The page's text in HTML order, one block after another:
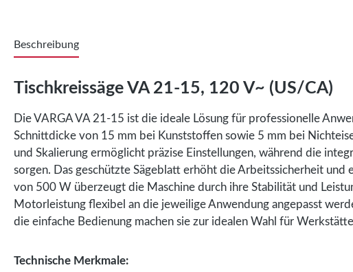
Beschreibung
Tischkreissäge VA 21-15, 120 V~ (US/CA)
Die VARGA VA 21-15 ist die ideale Lösung für professionelle
Schnittdicke von 15 mm bei Kunststoffen sowie 5 mm bei
und Skalierung ermöglicht präzise Einstellungen, während die
sorgen. Das geschützte Sägeblatt erhöht die Arbeitssicherheit
von 500 W überzeugt die Maschine durch ihre Stabilität und
Motorleistung flexibel an die jeweilige Anwendung angepasst
die einfache Bedienung machen sie zur idealen Wahl für
Technische Merkmale: